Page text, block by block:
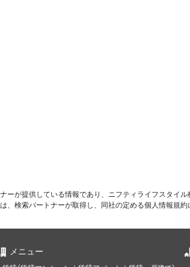
ーが提供している情報であり、ニフティライフスタイ
、検索パートナーが取得し、同社の定める個人情報規約
メニュー